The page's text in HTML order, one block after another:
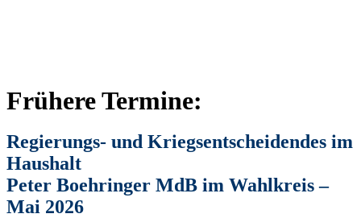
Frühere Termine:
Regierungs- und Kriegsentscheidendes im
Haushalt
Peter Boehringer MdB im Wahlkreis –
Mai 2026